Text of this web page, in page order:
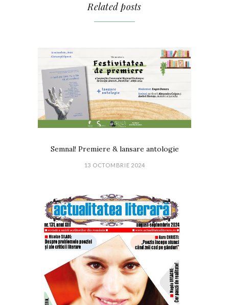
Related posts
Semnal! Premiere & lansare antologie
13 OCTOMBRIE 2024